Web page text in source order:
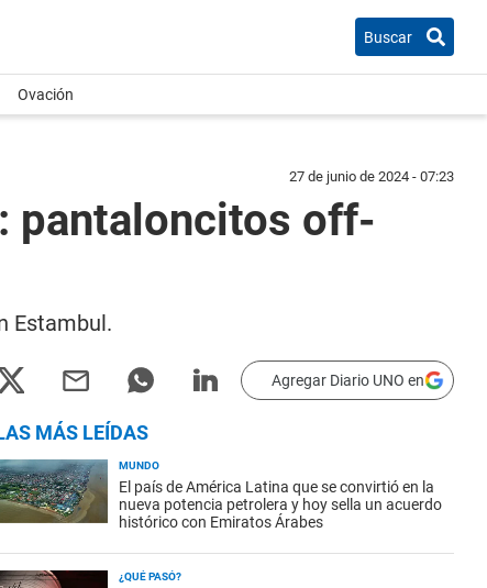
Buscar
Ovación
27 de junio de 2024 - 07:23
pantaloncitos off-
Estambul.
Agregar Diario UNO en
MÁS LEÍDAS
MUNDO
El país de América Latina que se convirtió en la
nueva potencia petrolera y hoy sella un acuerdo
histórico con Emiratos Árabes
¿QUÉ PASÓ?